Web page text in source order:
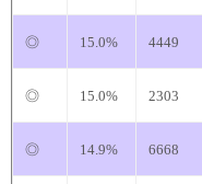
◎ 15.0% 4449
◎ 15.0% 2303
◎ 14.9% 6668